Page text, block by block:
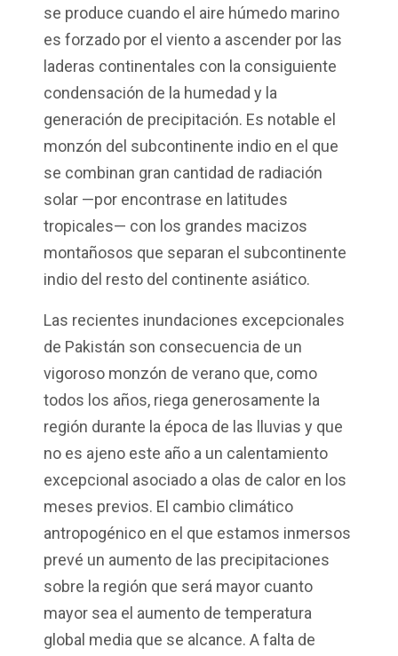
se produce cuando el aire húmedo marino
es forzado por el viento a ascender por las
laderas continentales con la consiguiente
condensación de la humedad y la
generación de precipitación. Es notable el
monzón del subcontinente indio en el que
se combinan gran cantidad de radiación
solar —por encontrase en latitudes
tropicales— con los grandes macizos
montañosos que separan el subcontinente
indio del resto del continente asiático.
Las recientes inundaciones excepcionales
de Pakistán son consecuencia de un
vigoroso monzón de verano que, como
todos los años, riega generosamente la
región durante la época de las lluvias y que
no es ajeno este año a un calentamiento
excepcional asociado a olas de calor en los
meses previos. El cambio climático
antropogénico en el que estamos inmersos
prevé un aumento de las precipitaciones
sobre la región que será mayor cuanto
mayor sea el aumento de temperatura
global media que se alcance. A falta de